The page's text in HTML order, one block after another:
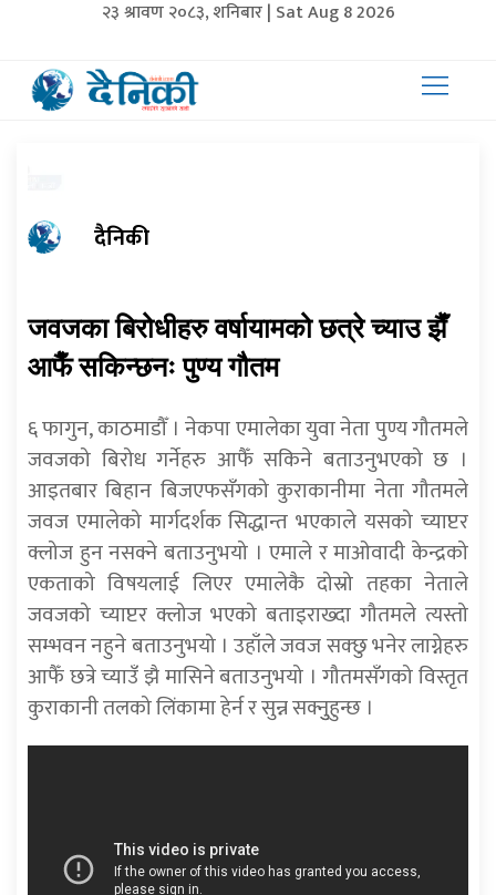
२३ श्रावण २०८३, शनिबार | Sat Aug 8 2026
दैनिकी
जवजका बिरोधीहरु वर्षायामको छत्रे च्याउ झैँ
आफैँ सकिन्छनः पुण्य गौतम
६ फागुन, काठमाडौँ । नेकपा एमालेका युवा नेता पुण्य गौतमले
जवजको बिरोध गर्नेहरु आफैँ सकिने बताउनुभएको छ ।
आइतबार बिहान बिजएफसँगको कुराकानीमा नेता गौतमले
जवज एमालेको मार्गदर्शक सिद्धान्त भएकाले यसको च्याप्टर
क्लोज हुन नसक्ने बताउनुभयो । एमाले र माओवादी केन्द्रको
एकताको विषयलाई लिएर एमालेकै दोस्रो तहका नेताले
जवजको च्याप्टर क्लोज भएको बताइराख्दा गौतमले त्यस्तो
सम्भवन नहुने बताउनुभयो । उहाँले जवज सक्छु भनेर लाग्नेहरु
आफैँ छत्रे च्याउँ झै मासिने बताउनुभयो । गौतमसँगको विस्तृत
कुराकानी तलको लिंकामा हेर्न र सुन्न सक्नुुहुन्छ ।